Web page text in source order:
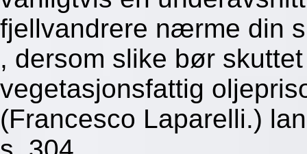
fjellvandrere nærme din
, dersom slike bør
vegetasjonsfattig
(Francesco Laparelli.)